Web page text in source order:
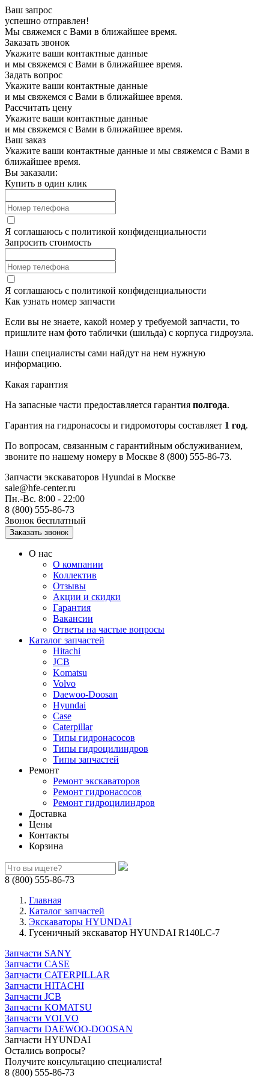
Ваш запрос
успешно отправлен!
Мы свяжемся с Вами в ближайшее время.
Заказать звонок
Укажите ваши контактные данные
и мы свяжемся с Вами в ближайшее время.
Задать вопрос
Укажите ваши контактные данные
и мы свяжемся с Вами в ближайшее время.
Рассчитать цену
Укажите ваши контактные данные
и мы свяжемся с Вами в ближайшее время.
Ваш заказ
Укажите ваши контактные данные и мы свяжемся с Вами в
ближайшее время.
Вы заказали:
Купить в один клик
Я соглашаюсь с политикой конфиденциальности
Запросить стоимость
Я соглашаюсь с политикой конфиденциальности
Как узнать номер запчасти
Если вы не знаете, какой номер у требуемой запчасти, то
пришлите нам фото таблички (шильда) с корпуса гидроузла.
Наши специалисты сами найдут на нем нужную
информацию.
Какая гарантия
На запасные части предоставляется гарантия полгода.
Гарантия на гидронасосы и гидромоторы составляет 1 год.
По вопросам, связанным с гарантийным обслуживанием,
звоните по нашему номеру в Москве 8 (800) 555-86-73.
Запчасти экскаваторов Hyundai в Москве
sale@hfe-center.ru
Пн.-Вс. 8:00 - 22:00
8 (800) 555-86-73
Звонок бесплатный
О нас
О компании
Коллектив
Отзывы
Акции и скидки
Гарантия
Вакансии
Ответы на частые вопросы
Каталог запчастей
Hitachi
JCB
Komatsu
Volvo
Daewoo-Doosan
Hyundai
Case
Caterpillar
Типы гидронасосов
Типы гидроцилиндров
Типы запчастей
Ремонт
Ремонт экскаваторов
Ремонт гидронасосов
Ремонт гидроцилиндров
Доставка
Цены
Контакты
Корзина
8 (800) 555-86-73
Главная
Каталог запчастей
Экскаваторы HYUNDAI
Гусеничный экскаватор HYUNDAI R140LC-7
Запчасти SANY
Запчасти CASE
Запчасти CATERPILLAR
Запчасти HITACHI
Запчасти JCB
Запчасти KOMATSU
Запчасти VOLVO
Запчасти DAEWOO-DOOSAN
Запчасти HYUNDAI
Остались вопросы?
Получите консультацию специалиста!
8 (800) 555-86-73